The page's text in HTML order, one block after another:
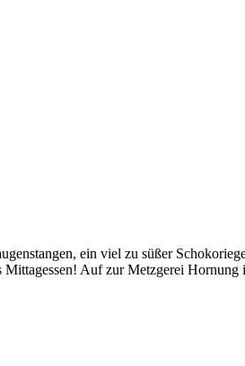
ein viel zu süßer
Mittagessen! Auf zur Metzgerei